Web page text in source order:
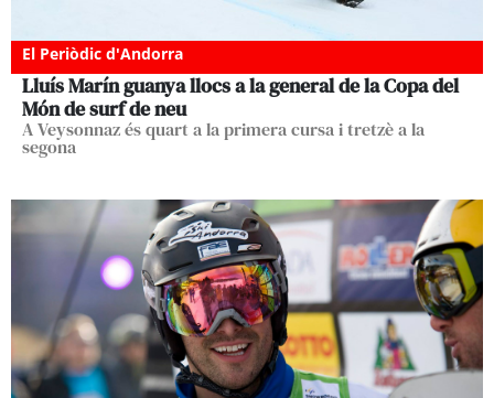
El Periòdic d'Andorra
Lluís Marín guanya llocs a la general de la Copa del
Món de surf de neu
A Veysonnaz és quart a la primera cursa i tretzè a la
segona